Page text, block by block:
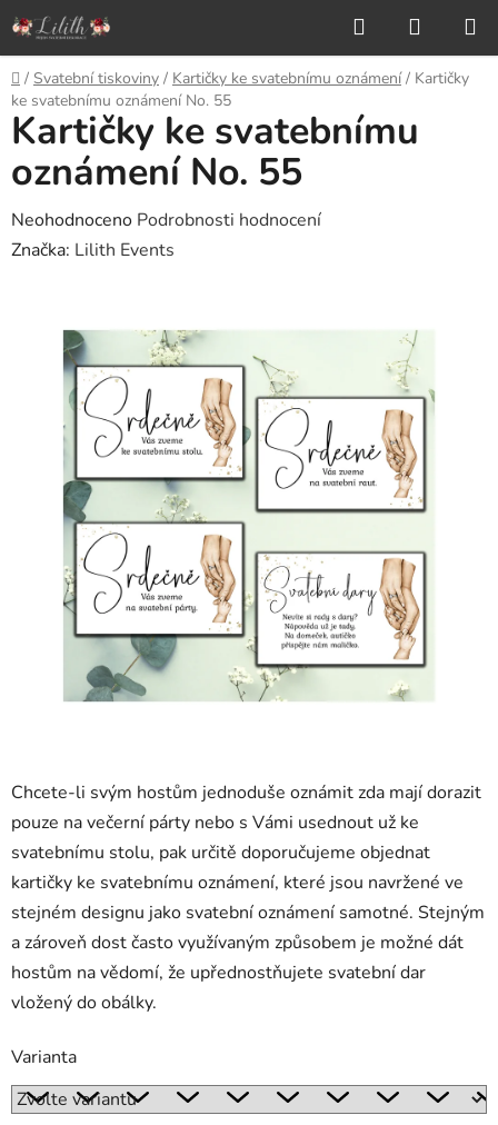
Přejít
na
obsah
Hledat
KOŠÍK
Domů
/ Svatební tiskoviny / Kartičky ke svatebnímu oznámení / Kartičky
ke svatebnímu oznámení No. 55
Chcete-li svým hostům jednoduše oznámit zda mají dorazit
pouze na večerní párty nebo s Vámi usednout už ke
svatebnímu stolu, pak určitě doporučujeme objednat
kartičky ke svatebnímu oznámení, které jsou navržené ve
stejném designu jako svatební oznámení samotné. Stejným
a zároveň dost často využívaným způsobem je možné dát
hostům na vědomí, že upřednostňujete svatební dar
vložený do obálky.
Varianta
Kartičky ke svatebnímu
oznámení No. 55
Průměrné
hodnocení
hvězdiček.
Neohodnoceno Podrobnosti hodnocení
Značka: Lilith Events